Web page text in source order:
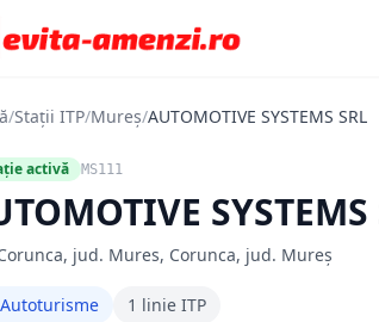
/Stații ITP/Mureș/AUTOMOTIVE SYSTEMS SRL
activă MS111
SYSTEMS
jud. Mures, Corunca, jud. Mureș
Autoturisme 1 linie ITP